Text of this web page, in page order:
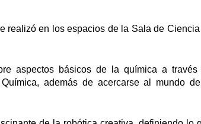
realizó en los espacios de la Sala de
aspectos básicos de la química a través
además de acercarse al mundo